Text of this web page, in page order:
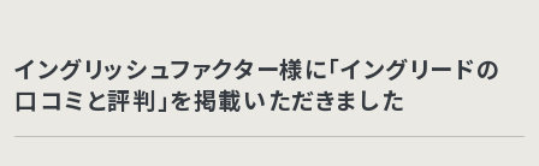
イングリッシュファクター様に「イングリードの
口コミと評判」を掲載いただきました